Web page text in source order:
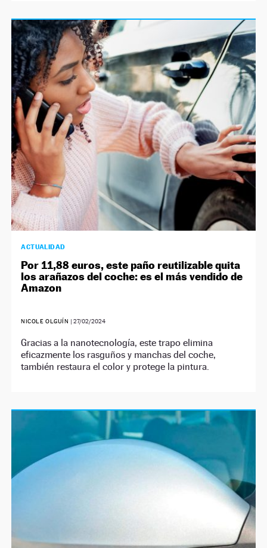
ACTUALIDAD
Por 11,88 euros, este paño reutilizable quita
los arañazos del coche: es el más vendido de
Amazon
NICOLE OLGUÍN |27/02/2024
Gracias a la nanotecnología, este trapo elimina
eficazmente los rasguños y manchas del coche,
también restaura el color y protege la pintura.